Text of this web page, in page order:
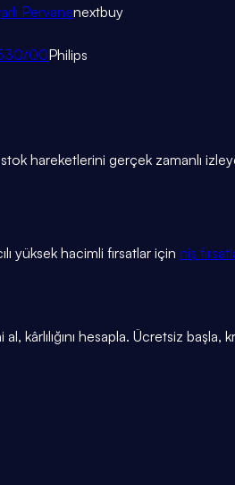
Pervanenextbuy
00Philips
hareketlerini gerçek zamanlı
yüksek hacimli fırsatlar için niş
hesapla. Ücretsiz başla,